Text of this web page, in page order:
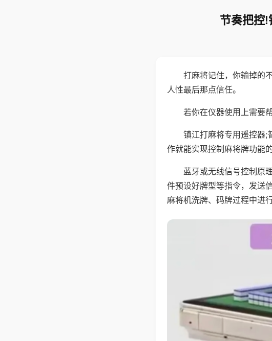
节奏把控!
打麻将记住，你输掉的
人性最后那点信任。
若你在仪器使用上需要
镇江打麻将专用遥控器;
作就能实现控制麻将牌功能
蓝牙或无线信号控制原
件预设好牌型等指令，发送
麻将机洗牌、码牌过程中进